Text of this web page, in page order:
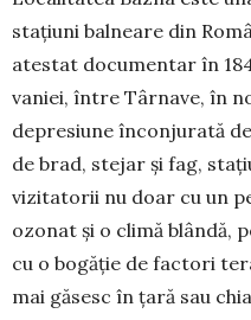
stațiuni balneare din
atestat do­cu­mentar în
vaniei, între Târnave, în
depresiune înconjurată
de brad, stejar și fag,
vizitatorii nu doar cu un
ozonat și o climă blândă,
cu o bogăție de factori
mai găsesc în țară sau